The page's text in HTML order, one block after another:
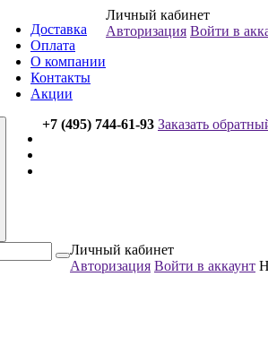
Доставка
Оплата
О компании
Контакты
Акции
Личный кабинет
Авторизация Войти в
+7 (495) 744-61-93 Заказать
Личный кабинет
Авторизация Войти в аккаунт